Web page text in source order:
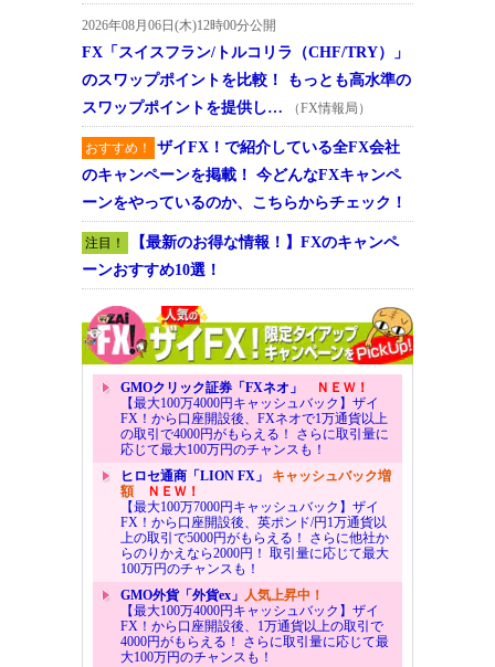
2026年08月06日(木)12時00分公開
FX「スイスフラン/トルコリラ（CHF/TRY）」
のスワップポイントを比較！ もっとも高水準の
スワップポイントを提供し…
（FX情報局）
おすすめ！
ザイFX！で紹介している全FX会社
のキャンペーンを掲載！ 今どんなFXキャンペ
ーンをやっているのか、こちらからチェック！
注目！
【最新のお得な情報！】FXのキャンペ
ーンおすすめ10選！
GMOクリック証券「FXネオ」
ＮＥＷ！
【最大100万4000円キャッシュバック】ザイ
FX！から口座開設後、FXネオで1万通貨以上
の取引で4000円がもらえる！ さらに取引量に
応じて最大100万円のチャンスも！
ヒロセ通商「LION FX」 キャッシュバック増
額ＮＥＷ！
【最大100万7000円キャッシュバック】ザイ
FX！から口座開設後、英ポンド/円1万通貨以
上の取引で5000円がもらえる！ さらに他社か
らのりかえなら2000円！ 取引量に応じて最大
100万円のチャンスも！
GMO外貨「外貨ex」 人気上昇中！
【最大100万4000円キャッシュバック】ザイ
FX！から口座開設後、1万通貨以上の取引で
4000円がもらえる！ さらに取引量に応じて最
大100万円のチャンスも！